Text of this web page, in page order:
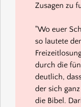
Zusagen zu
"Wo euer
so lautete
durch die
deutlich,
der sich
die Bibel.